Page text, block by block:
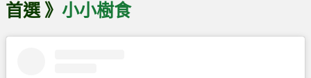
首選 》小小樹食